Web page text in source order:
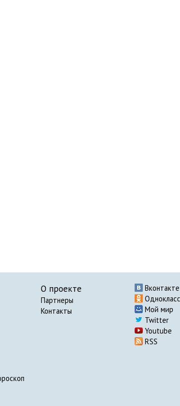
О проекте
Партнеры
Контакты
Вконтакте
Мой мир
Twitter
Youtube
RSS